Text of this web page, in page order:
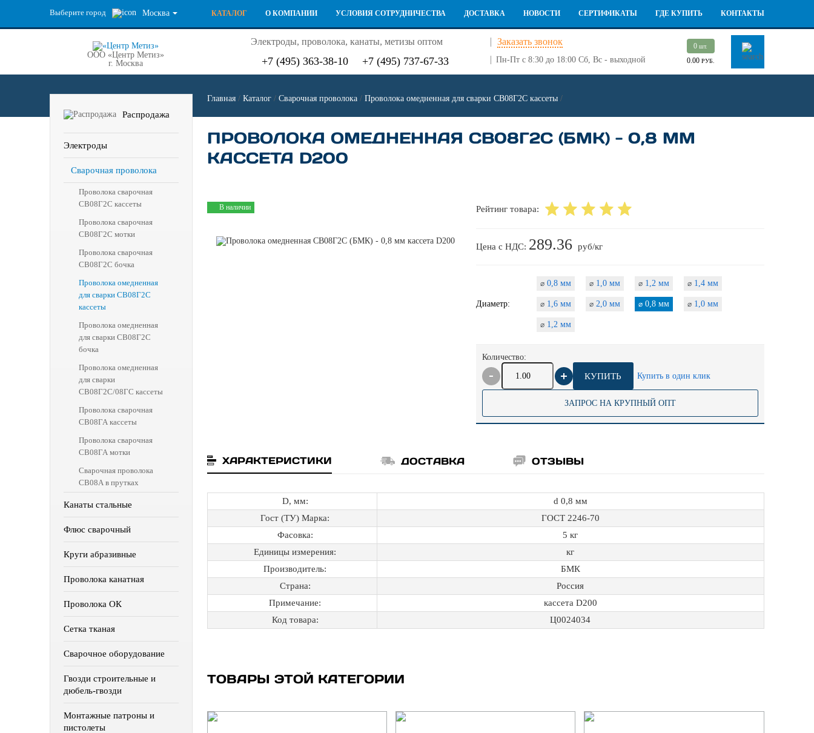
Выберите город Москва КАТАЛОГ О КОМПАНИИ УСЛОВИЯ СОТРУДНИЧЕСТВА ДОСТАВКА НОВОСТИ СЕРТИФИКАТЫ ГДЕ КУПИТЬ КОНТАКТЫ
ООО «Центр Метиз»
г. Москва
Электроды, проволока, канаты, метизы оптом Заказать звонок
+7 (495) 363-38-10 +7 (495) 737-67-33 Пн-Пт с 8:30 до 18:00 Сб, Вс - выходной
0шт.
0.00 РУБ.
Распродажа
Электроды
Сварочная проволока
Проволока сварочная
СВ08Г2С кассеты
Проволока сварочная
СВ08Г2С мотки
Проволока сварочная
СВ08Г2С бочка
Проволока омедненная
для сварки СВ08Г2С
кассеты
Проволока омедненная
для сварки СВ08Г2С
бочка
Проволока омедненная
для сварки
СВ08Г2С/08ГС кассеты
Проволока сварочная
СВ08ГА кассеты
Проволока сварочная
СВ08ГА мотки
Сварочная проволока
СВ08А в прутках
Канаты стальные
Флюс сварочный
Круги абразивные
Проволока канатная
Проволока ОК
Сетка тканая
Сварочное оборудование
Гвозди строительные и
дюбель-гвозди
Монтажные патроны и
пистолеты
Главная / Каталог / Сварочная проволока / Проволока омедненная для сварки СВ08Г2С кассеты /
ПРОВОЛОКА ОМЕДНЕННАЯ СВ08Г2С (БМК) - 0,8 ММ
КАССЕТА D200
В наличии Рейтинг товара:
Цена с НДС: 289.36 руб/кг
Диаметр:
⌀0,8 мм ⌀1,0 мм ⌀1,2 мм ⌀1,4 мм
⌀1,6 мм ⌀2,0 мм ⌀0,8 мм ⌀1,0 мм
⌀1,2 мм
Количество:
КУПИТЬ Купить в один клик
ЗАПРОС НА КРУПНЫЙ ОПТ
ХАРАКТЕРИСТИКИ ДОСТАВКА ОТЗЫВЫ
D, мм:
d 0,8 мм
Гост (ТУ) Марка:
ГОСТ 2246-70
Фасовка:
5 кг
Единицы измерения:
кг
Производитель:
БМК
Страна:
Россия
Примечание:
кассета D200
Код товара:
Ц0024034
ТОВАРЫ ЭТОЙ КАТЕГОРИИ